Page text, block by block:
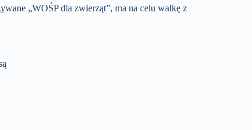
„WOŚP dla zwierząt”, ma na celu walkę z